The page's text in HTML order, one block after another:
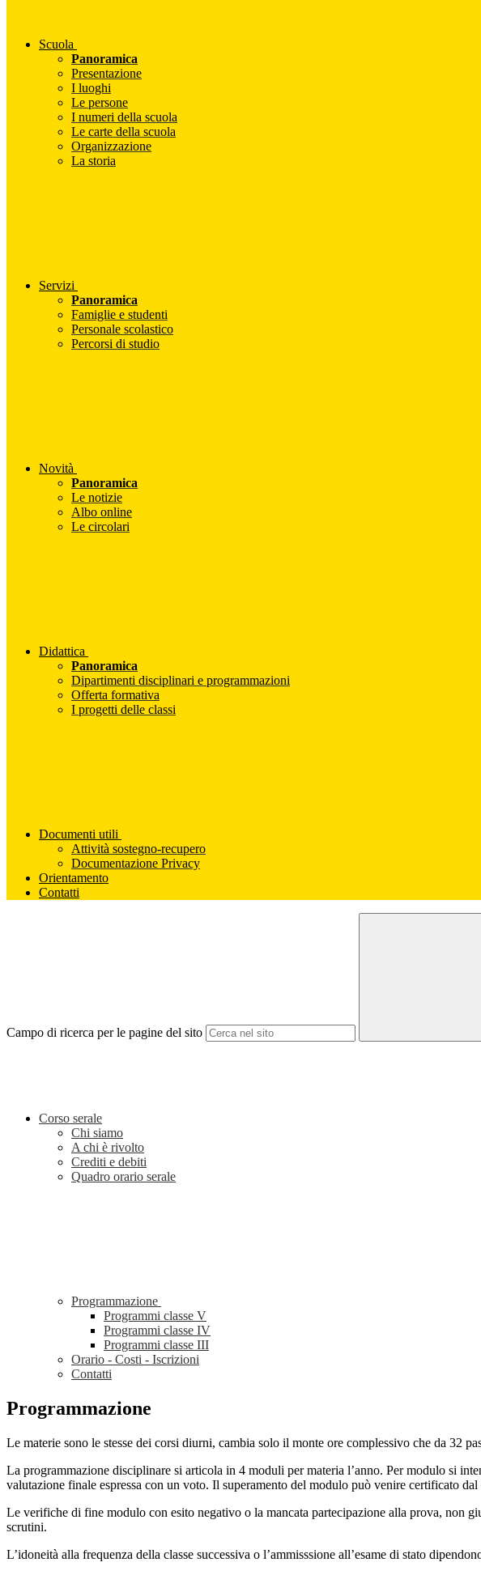
Scuola
Panoramica
Presentazione
I luoghi
Le persone
I numeri della scuola
Le carte della scuola
Organizzazione
La storia
Servizi
Panoramica
Famiglie e studenti
Personale scolastico
Percorsi di studio
Novità
Panoramica
Le notizie
Albo online
Le circolari
Didattica
Panoramica
Dipartimenti disciplinari e programmazioni
Offerta formativa
I progetti delle classi
Documenti utili
Attività sostegno-recupero
Documentazione Privacy
Orientamento
Contatti
Campo di ricerca per le pagine del sito
Corso serale
Chi siamo
A chi è rivolto
Crediti e debiti
Quadro orario serale
Programmazione
Programmi classe V
Programmi classe IV
Programmi classe III
Orario - Costi - Iscrizioni
Contatti
Programmazione
Le materie sono le stesse dei corsi diurni, cambia solo il monte ore complessivo che da 32
La programmazione disciplinare si articola in 4 moduli per materia l’anno. Per modulo si
valutazione finale espressa con un voto. Il superamento del modulo può venire certificato dal
Le verifiche di fine modulo con esito negativo o la mancata partecipazione alla prova, non
scrutini.
L’idoneità alla frequenza della classe successiva o l’ammisssione all’esame di stato